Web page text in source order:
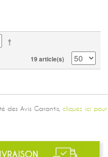
19 article(s)
des Avis Garantis, cliquez ici pour